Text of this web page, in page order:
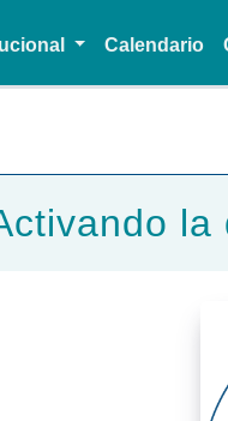
Calendario